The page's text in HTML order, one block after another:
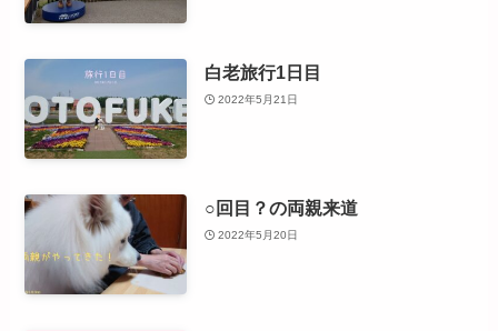
白老旅行1日目
2022年5月21日
○回目？の両親来道
2022年5月20日